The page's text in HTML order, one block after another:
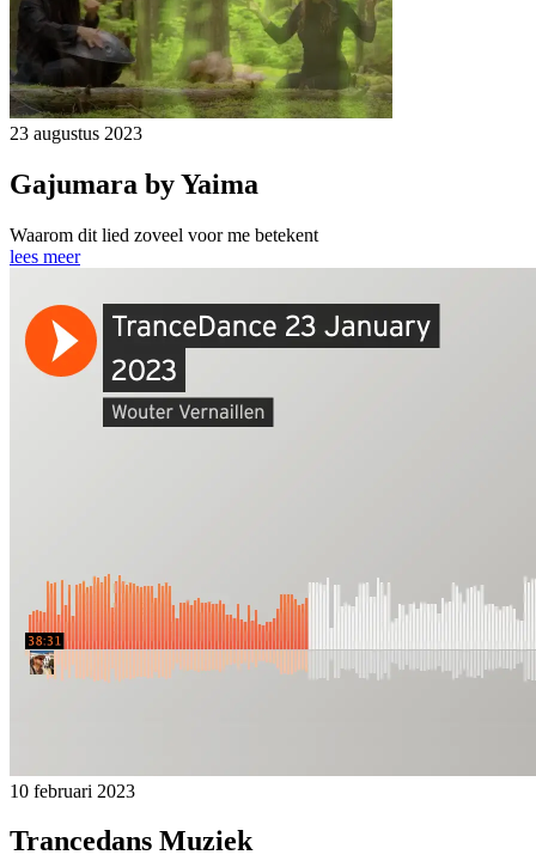
23 augustus 2023
Gajumara by Yaima
Waarom dit lied zoveel voor me betekent
lees meer
10 februari 2023
Trancedans Muziek